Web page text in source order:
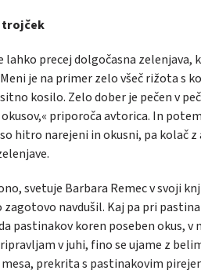
trojček
lahko precej dolgočasna
je na primer zelo všeč rižota s
kosilo. Zelo dober je pečen v
priporoča avtorica. In
hitro narejeni in okusni, pa kolač
svetuje Barbara Remec v svoji
zagotovo navdušil. Kaj pa pri
pastinakov koren poseben okus,
v juhi, fino se ujame z
prekrita s pastinakovim